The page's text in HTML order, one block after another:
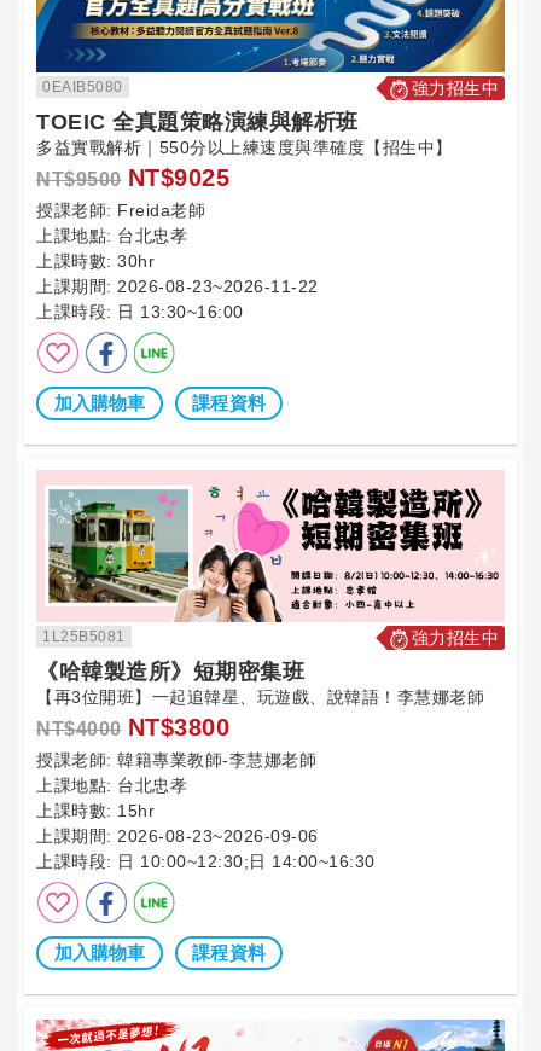
0EAIB5080 強力招生中
TOEIC 全真題策略演練與解析班
多益實戰解析｜550分以上練速度與準確度【招生中】
NT$9500 NT$9025
授課老師: Freida老師
上課地點: 台北忠孝
上課時數: 30hr
上課期間: 2026-08-23~2026-11-22
上課時段: 日 13:30~16:00
加入購物車 課程資料
1L25B5081 強力招生中
《哈韓製造所》短期密集班
【再3位開班】一起追韓星、玩遊戲、說韓語！李慧娜老師
NT$4000 NT$3800
授課老師: 韓籍專業教師-李慧娜老師
上課地點: 台北忠孝
上課時數: 15hr
上課期間: 2026-08-23~2026-09-06
上課時段: 日 10:00~12:30;日 14:00~16:30
加入購物車 課程資料